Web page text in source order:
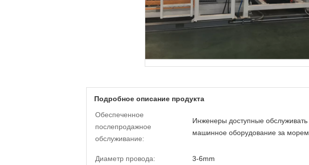
Подробное описание продукта
Обеспеченное
послепродажное
обслуживание:
Инженеры доступные обслуживать
машинное оборудование за морем
Диаметр провода: 3-6mm